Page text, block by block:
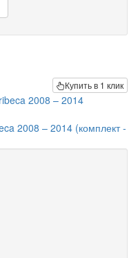
Купить в 1 клик
2008 – 2014 (комплект -